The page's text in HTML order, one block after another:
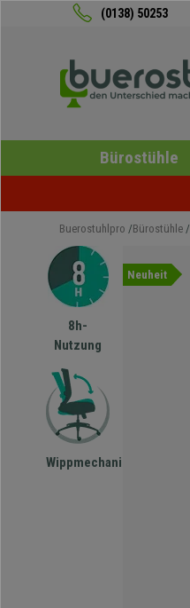
(0138) 50253
Bürostühle
Buerostuhlpro Bürostühle
8h-
Nutzung
Wippmechanismus
Neuheit